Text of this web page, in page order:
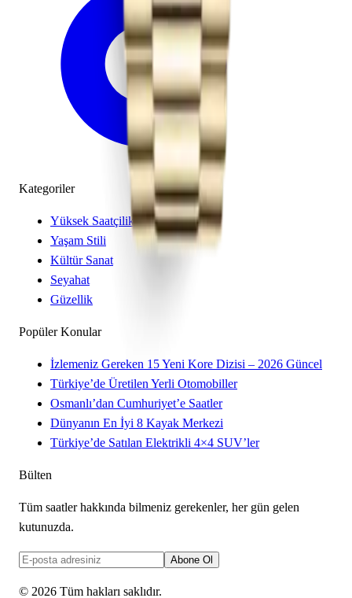
Kategoriler
Yüksek Saatçilik
Yaşam Stili
Kültür Sanat
Seyahat
Güzellik
Popüler Konular
İzlemeniz Gereken 15 Yeni Kore Dizisi – 2026 Güncel
Türkiye’de Üretilen Yerli Otomobiller
Osmanlı’dan Cumhuriyet’e Saatler
Dünyanın En İyi 8 Kayak Merkezi
Türkiye’de Satılan Elektrikli 4×4 SUV’ler
Bülten
Tüm saatler hakkında bilmeniz gerekenler, her gün gelen
kutunuzda.
Abone Ol
© 2026 Tüm hakları saklıdır.